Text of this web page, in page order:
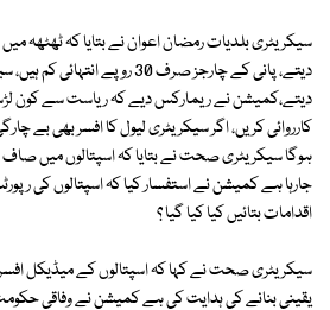
سیکریٹری بلدیات رمضان اعوان نے بتایا کہ ٹھٹھہ
دیتے، پانی کے چارجز صرف 30 روپے
دیتے،کمیشن نے ریمارکس دیے کہ ریاست سے کون
کارروائی کریں، اگر سیکریٹری لیول کا افسر بھی بے
ہوگا سیکریٹری صحت نے بتایا کہ اسپتالوں میں صاف
جارہا ہے کمیشن نے استفسار کیا کہ اسپتالوں کی
اقدامات بتائیں کیا کیا گیا ؟
سیکریٹری صحت نے کہا کہ اسپتالوں کے میڈیکل
یقینی بنانے کی ہدایت کی ہے کمیشن نے وفاقی